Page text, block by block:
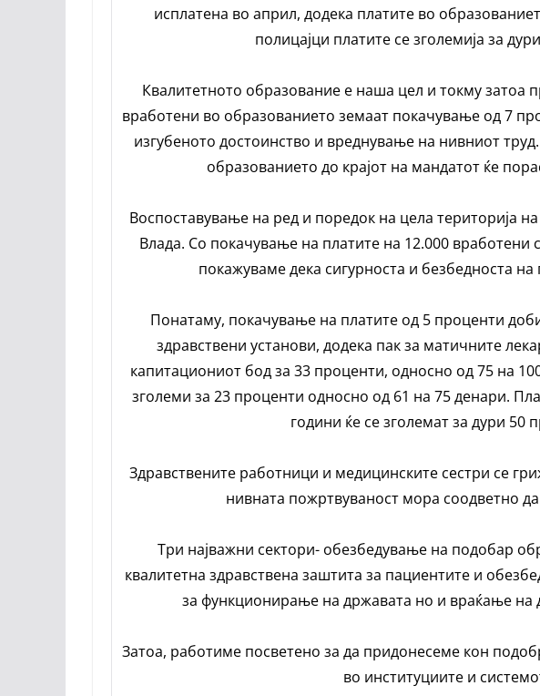
исплатена во април, додека платите во
полицајци платите се зголемија за
Квалитетното образование е наша цел и токму затоа
вработени во образованието земаат покачување од 7
изгубеното достоинство и вреднување на нивниот
образованието до крајот на мандатот ќе
Воспоставување на ред и поредок на цела територија
Влада. Со покачување на платите на 12.000 вработени
покажуваме дека сигурноста и безбедноста на
Понатаму, покачување на платите од 5 проценти
здравствени установи, додека пак за матичните
капитациониот бод за 33 проценти, односно од 75 на
зголеми за 23 проценти односно од 61 на 75 денари.
години ќе се зголемат за дури 50
Здравствените работници и медицинските сестри се
нивната пожртвуваност мора соодветно
Три најважни сектори- обезбедување на подобар
квалитетна здравствена заштита за пациентите и
за функционирање на државата но и враќање на
Затоа, работиме посветено за да придонесеме кон
во институциите и